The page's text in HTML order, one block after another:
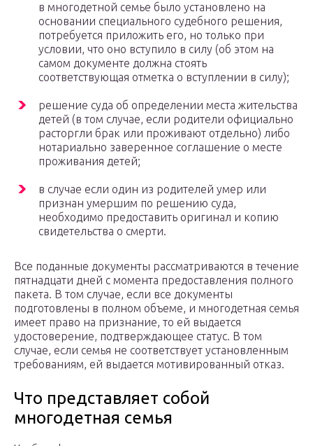
в многодетной семье было установлено на
основании специального судебного решения,
потребуется приложить его, но только при
условии, что оно вступило в силу (об этом на
самом документе должна стоять
соответствующая отметка о вступлении в силу);
решение суда об определении места жительства
детей (в том случае, если родители официально
расторгли брак или проживают отдельно) либо
нотариально заверенное соглашение о месте
проживания детей;
в случае если один из родителей умер или
признан умершим по решению суда,
необходимо предоставить оригинал и копию
свидетельства о смерти.
Все поданные документы рассматриваются в течение
пятнадцати дней с момента предоставления полного
пакета. В том случае, если все документы
подготовлены в полном объеме, и многодетная семья
имеет право на признание, то ей выдается
удостоверение, подтверждающее статус. В том
случае, если семья не соответствует установленным
требованиям, ей выдается мотивированный отказ.
Чтo пpeдcтaвляeт coбoй
мнoгoдeтнaя ceмья